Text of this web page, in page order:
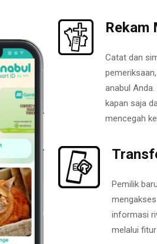
Rekam
Catat dan
anabul
kapan saja
mencegah
Pemilik
informasi
melalui